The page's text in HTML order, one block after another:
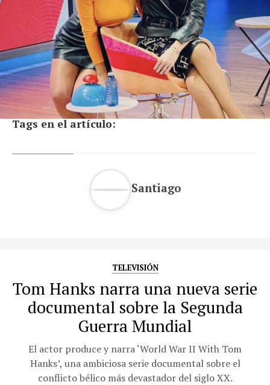
Tags en el artículo:
Santiago
TELEVISIÓN
Tom Hanks narra una nueva serie
documental sobre la Segunda
Guerra Mundial
El actor produce y narra ‘World War II With Tom
Hanks’, una ambiciosa serie documental sobre el
conflicto bélico más devastador del siglo XX.